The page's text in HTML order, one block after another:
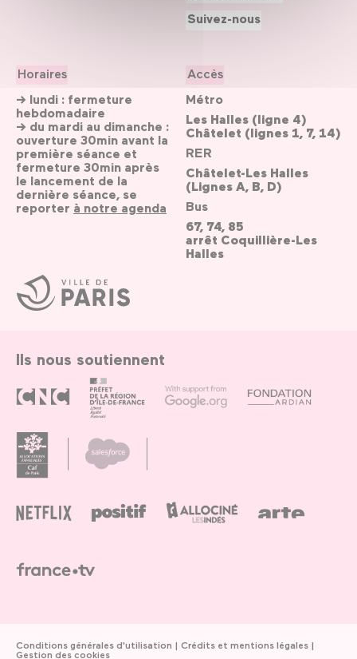
Ville
de
Paris
Horaires
→ lundi : fermeture
hebdomadaire
→ du mardi au dimanche :
ouverture 30min avant la
première séance et
fermeture 30min après
le lancement de la
dernière séance, se
reporter à notre agenda
Accès
Métro
Les Halles (ligne 4)
Châtelet (lignes 1, 7, 14)
RER
Châtelet-Les Halles
(Lignes A, B, D)
Bus
67, 74, 85
arrêt Coquillière-Les
Halles
Suivez-nous
Ils nous soutiennent
Conditions générales d'utilisation
Crédits et mentions légales
Gestion des cookies